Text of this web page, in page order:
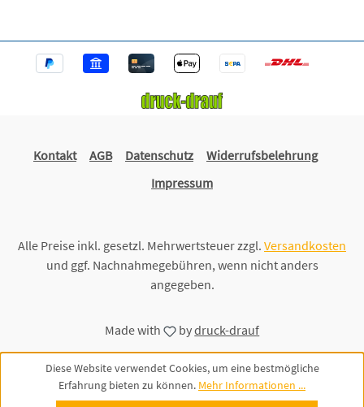
Kontakt AGB Datenschutz
Widerrufsbelehrung
Impressum
Alle Preise inkl. gesetzl. Mehrwertsteuer zzgl. Versandkosten
und ggf. Nachnahmegebühren, wenn nicht anders
angegeben.
Made with bydruck-drauf
Diese Website verwendet Cookies, um eine bestmögliche
Erfahrung bieten zu können. Mehr Informationen ...